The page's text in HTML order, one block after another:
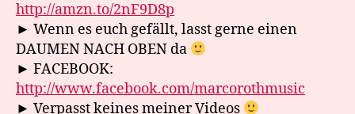
http://amzn.to/2nF9D8p
► Wenn es euch gefällt, lasst gerne einen
DAUMEN NACH OBEN da
► FACEBOOK:
http://www.facebook.com/marcorothmusic
► Verpasst keines meiner Videos